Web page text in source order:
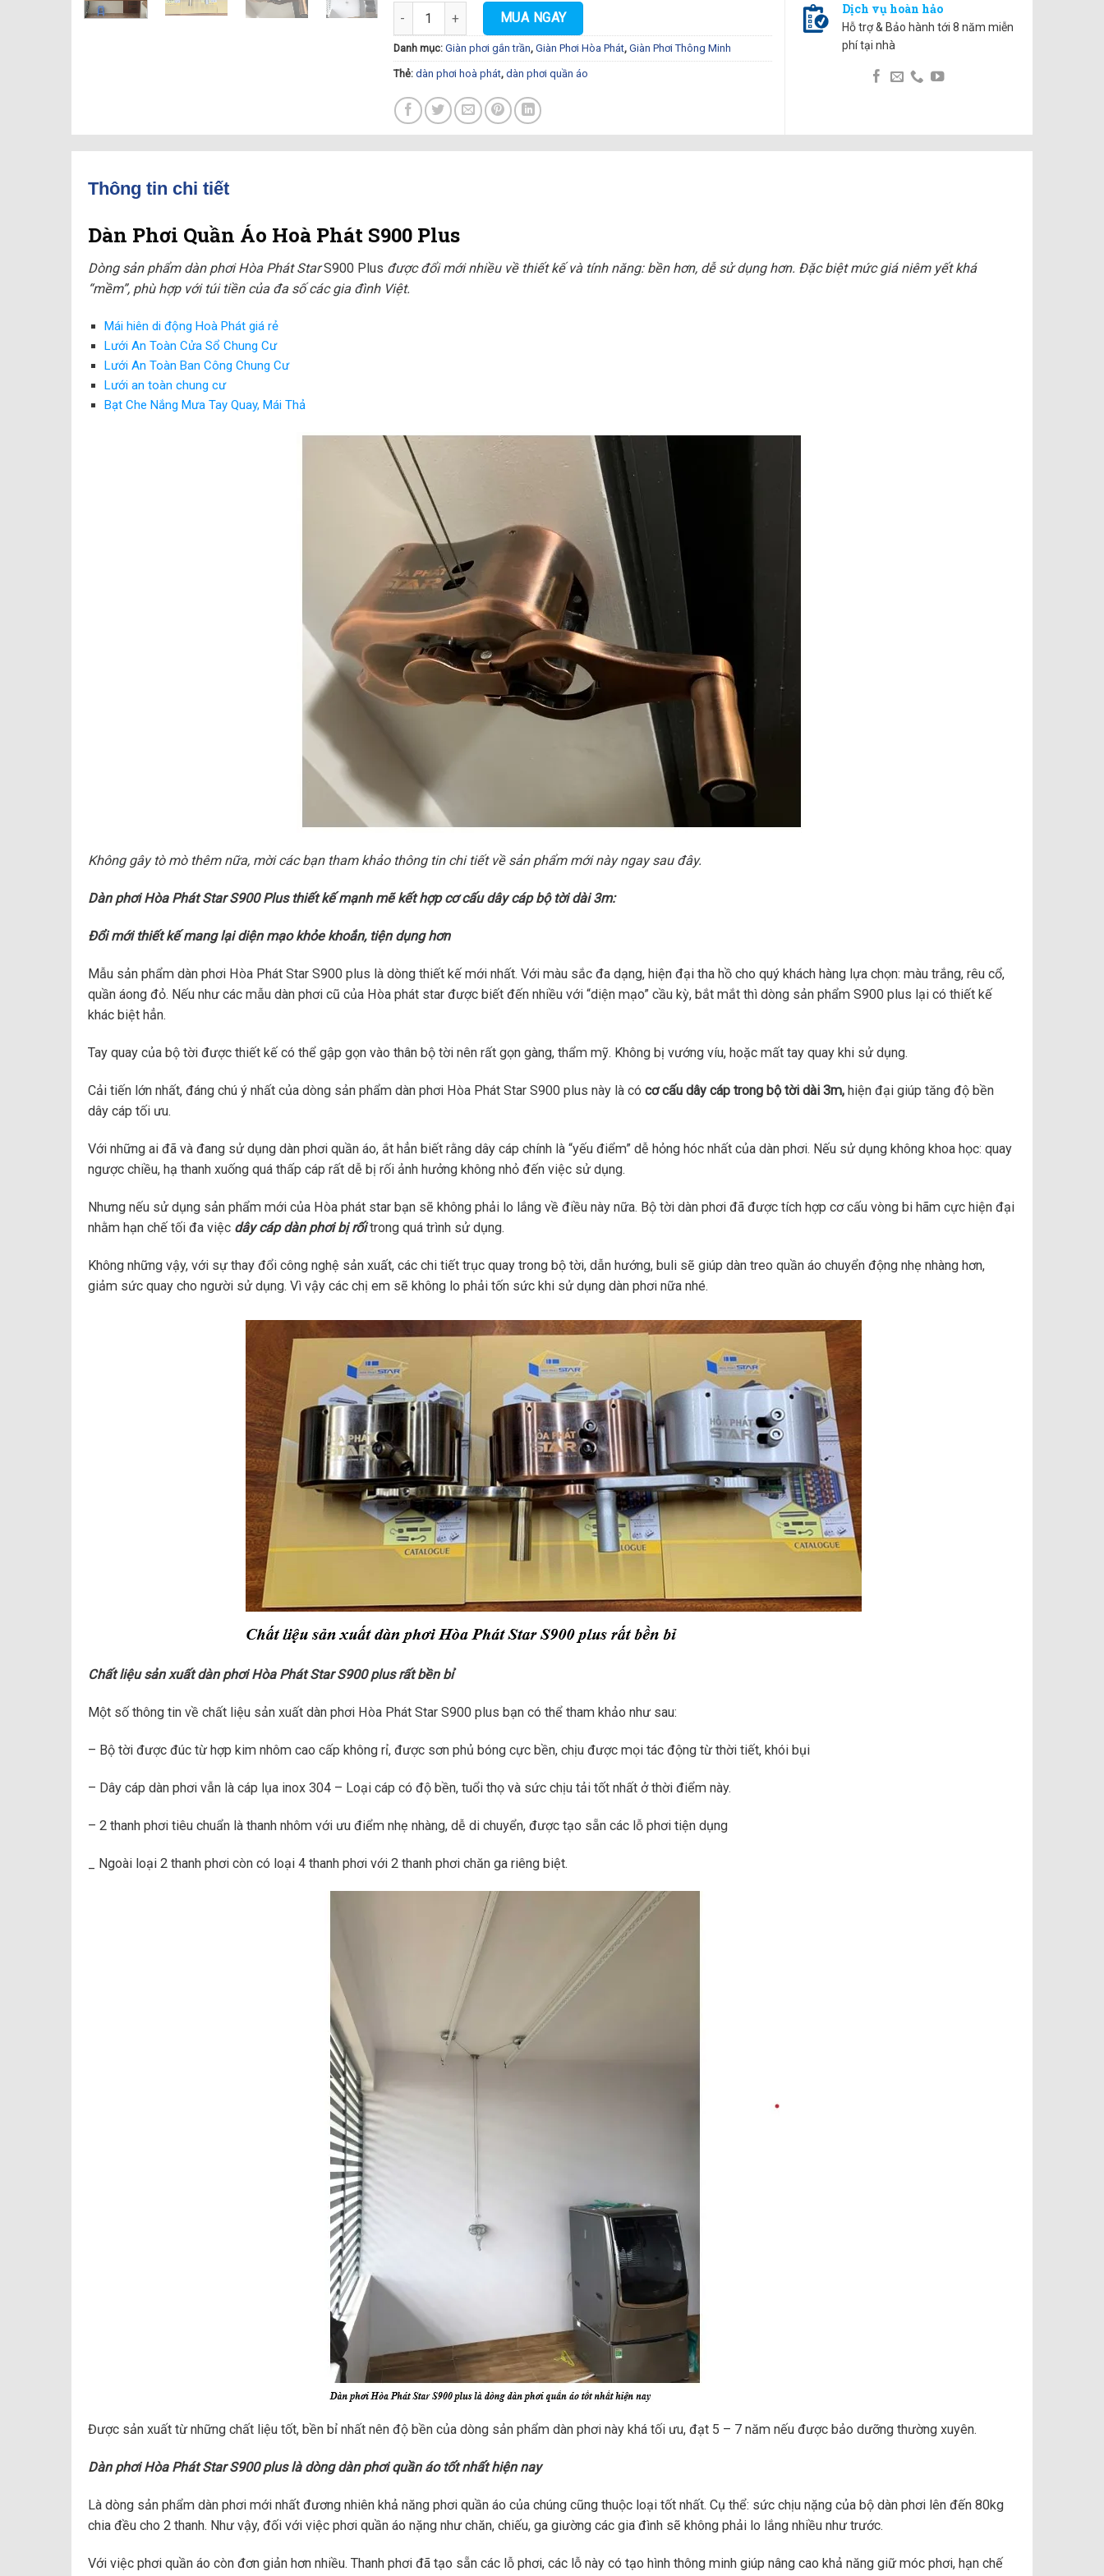
Dàn Phơi Quần Áo Hoà Phát S900 Plus số lượng
MUA NGAY
Danh mục: Giàn phơi gắn trần, Giàn Phơi Hòa Phát, Giàn Phơi Thông Minh
Thẻ: dàn phơi hoà phát, dàn phơi quần áo
Dịch vụ hoàn hảo
Hỗ trợ & Bảo hành tới 8 năm miễn
phí tại nhà
Thông tin chi tiết
Dàn Phơi Quần Áo Hoà Phát S900 Plus
Dòng sản phẩm dàn phơi Hòa Phát StarS900 Plus được đổi mới nhiều về thiết kế và tính năng: bền hơn, dễ sử dụng hơn. Đặc biệt mức giá niêm yết khá
“mềm”, phù hợp với túi tiền của đa số các gia đình Việt.
Mái hiên di động Hoà Phát giá rẻ
Lưới An Toàn Cửa Sổ Chung Cư
Lưới An Toàn Ban Công Chung Cư
Lưới an toàn chung cư
Bạt Che Nắng Mưa Tay Quay, Mái Thả
Không gây tò mò thêm nữa, mời các bạn tham khảo thông tin chi tiết về sản phẩm mới này ngay sau đây.
Dàn phơi Hòa Phát Star S900 Plus thiết kế mạnh mẽ kết hợp cơ cấu dây cáp bộ tời dài 3m:
Đổi mới thiết kế mang lại diện mạo khỏe khoắn, tiện dụng hơn
Mẫu sản phẩm dàn phơi Hòa Phát Star S900 plus là dòng thiết kế mới nhất. Với màu sắc đa dạng, hiện đại tha hồ cho quý khách hàng lựa chọn: màu trắng, rêu cổ,
quần áong đỏ. Nếu như các mẫu dàn phơi cũ của Hòa phát star được biết đến nhiều với “diện mạo” cầu kỳ, bắt mắt thì dòng sản phẩm S900 plus lại có thiết kế
khác biệt hẳn.
Tay quay của bộ tời được thiết kế có thể gập gọn vào thân bộ tời nên rất gọn gàng, thẩm mỹ. Không bị vướng víu, hoặc mất tay quay khi sử dụng.
Cải tiến lớn nhất, đáng chú ý nhất của dòng sản phẩm dàn phơi Hòa Phát Star S900 plus này là có cơ cấu dây cáp trong bộ tời dài 3m, hiện đại giúp tăng độ bền
dây cáp tối ưu.
Với những ai đã và đang sử dụng dàn phơi quần áo, ắt hẳn biết rằng dây cáp chính là “yếu điểm” dễ hỏng hóc nhất của dàn phơi. Nếu sử dụng không khoa học: quay
ngược chiều, hạ thanh xuống quá thấp cáp rất dễ bị rối ảnh hưởng không nhỏ đến việc sử dụng.
Nhưng nếu sử dụng sản phẩm mới của Hòa phát star bạn sẽ không phải lo lắng về điều này nữa. Bộ tời dàn phơi đã được tích hợp cơ cấu vòng bi hãm cực hiện đại
nhằm hạn chế tối đa việc dây cáp dàn phơi bị rốitrong quá trình sử dụng.
Không những vậy, với sự thay đổi công nghệ sản xuất, các chi tiết trục quay trong bộ tời, dẫn hướng, buli sẽ giúp dàn treo quần áo chuyển động nhẹ nhàng hơn,
giảm sức quay cho người sử dụng. Vì vậy các chị em sẽ không lo phải tốn sức khi sử dụng dàn phơi nữa nhé.
Chất liệu sản xuất dàn phơi Hòa Phát Star S900 plus rất bền bỉ
Một số thông tin về chất liệu sản xuất dàn phơi Hòa Phát Star S900 plus bạn có thể tham khảo như sau:
– Bộ tời được đúc từ hợp kim nhôm cao cấp không rỉ, được sơn phủ bóng cực bền, chịu được mọi tác động từ thời tiết, khói bụi
– Dây cáp dàn phơi vẫn là cáp lụa inox 304 – Loại cáp có độ bền, tuổi thọ và sức chịu tải tốt nhất ở thời điểm này.
– 2 thanh phơi tiêu chuẩn là thanh nhôm với ưu điểm nhẹ nhàng, dễ di chuyển, được tạo sẵn các lỗ phơi tiện dụng
_ Ngoài loại 2 thanh phơi còn có loại 4 thanh phơi với 2 thanh phơi chăn ga riêng biệt.
Được sản xuất từ những chất liệu tốt, bền bỉ nhất nên độ bền của dòng sản phẩm dàn phơi này khá tối ưu, đạt 5 – 7 năm nếu được bảo dưỡng thường xuyên.
Dàn phơi Hòa Phát Star S900 plus là dòng dàn phơi quần áo tốt nhất hiện nay
Là dòng sản phẩm dàn phơi mới nhất đương nhiên khả năng phơi quần áo của chúng cũng thuộc loại tốt nhất. Cụ thể: sức chịu nặng của bộ dàn phơi lên đến 80kg
chia đều cho 2 thanh. Như vậy, đối với việc phơi quần áo nặng như chăn, chiếu, ga giường các gia đình sẽ không phải lo lắng nhiều như trước.
Với việc phơi quần áo còn đơn giản hơn nhiều. Thanh phơi đã tạo sẵn các lỗ phơi, các lỗ này có tạo hình thông minh giúp nâng cao khả năng giữ móc phơi, hạn chế